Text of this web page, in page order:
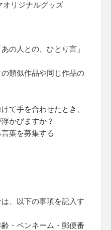
リジナルグッズ
の人との、ひとり言」
類似作品や同じ作品の
て手を合わせたとき、
かびますか？
葉を募集する
、以下の事項を記入す
・ペンネーム・郵便番